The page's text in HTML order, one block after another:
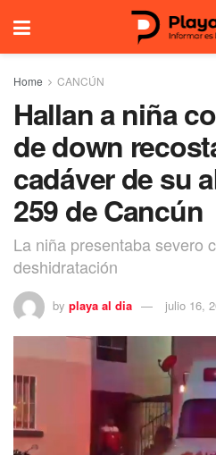
Home CANCÚN
Hallan a niña
de down
cadáver de su
259 de Cancún
La niña presentaba severo
deshidratación
by playa al dia julio 16,